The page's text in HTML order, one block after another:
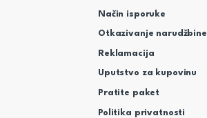
Način isporuke
Otkazivanje narudžbine
Reklamacija
Uputstvo za kupovinu
Pratite paket
Politika privatnosti